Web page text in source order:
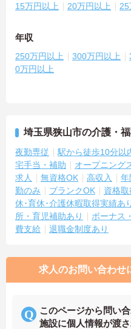
15万円以上 20万円以上 25
年収
250万円以上 300万円以上
0万円以上
埼玉県狭山市の介護・
夜勤専従 駅から徒歩10分以
宅手当・補助
オープニング
求人
無資格OK 高収入 年
勤のみ
ブランクOK 資格取
休･育休･介護休暇取得実績あ
所・育児補助あり
ボーナス
費支給
退職金制度あり
求人のお問い合わせ
このページから問い
施設に個人情報が渡